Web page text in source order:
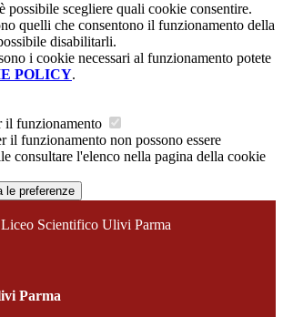
possibile scegliere quali cookie consentire.
quelli che consentono il funzionamento della
disabilitarli.
i cookie necessari al funzionamento potete
POLICY.
il funzionamento
il funzionamento non possono essere
consultare l'elenco nella pagina della cookie
le preferenze
Liceo Scientifico Ulivi Parma
Parma